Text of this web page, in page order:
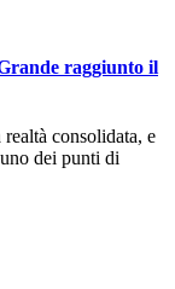
raggiunto il
consolidata, e
dei punti di